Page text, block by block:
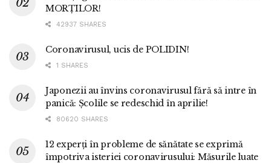
MORȚILOR!
42937 SHARES
Coronavirusul, ucis de POLIDIN!
1 SHARES
Japonezii au învins coronavirusul fără să intre în
panică: Școlile se redeschid în aprilie!
80620 SHARES
12 experți în probleme de sănătate se exprimă
împotriva isteriei coronavirusului: Măsurile luate